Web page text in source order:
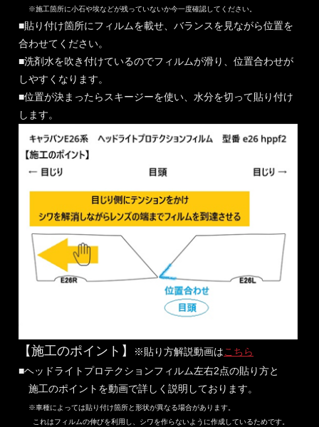
※施工箇所に小石や埃などが残っていないか今一度確認してください。
■貼り付け箇所にフィルムを載せ、バランスを見ながら位置を
合わせてください。
■洗剤水を吹き付けているのでフィルムが滑り、位置合わせが
しやすくなります。
■位置が決まったらスキージーを使い、水分を切って貼り付け
します。
【施工のポイント】 ※貼り方解説動画はこちら
■ヘッドライトプロテクションフィルム左右2点の貼り方と
施工のポイントを動画で詳しく説明しております。
※車種によっては貼り付け箇所と形状が異なる場合があります。
これはフィルムの伸びを利用し、シワを作らないように作成しているためです。